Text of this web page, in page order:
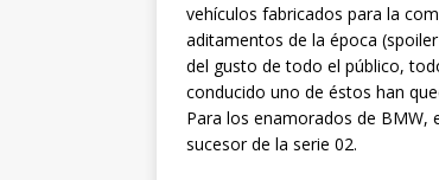
vehículos fabricados para la
aditamentos de la época
del gusto de todo el público,
conducido uno de éstos han
Para los enamorados de BMW,
sucesor de la serie 02.